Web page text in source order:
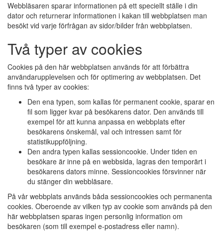
Webbläsaren sparar informationen på ett speciellt ställe i din
dator och returnerar informationen i kakan till webbplatsen man
besökt vid varje förfrågan av sidor/bilder från webbplatsen.
Två typer av cookies
Cookies på den här webbplatsen används för att förbättra
användarupplevelsen och för optimering av webbplatsen. Det
finns två typer av cookies:
Den ena typen, som kallas för permanent cookie, sparar en
fil som ligger kvar på besökarens dator. Den används till
exempel för att kunna anpassa en webbplats efter
besökarens önskemål, val och intressen samt för
statistikuppföljning.
Den andra typen kallas sessioncookie. Under tiden en
besökare är inne på en webbsida, lagras den temporärt i
besökarens dators minne. Sessioncookies försvinner när
du stänger din webbläsare.
På vår webbplats används båda sessioncookies och permanenta
cookies. Oberoende av vilken typ av cookie som används på den
här webbplatsen sparas ingen personlig information om
besökaren (som till exempel e-postadress eller namn).